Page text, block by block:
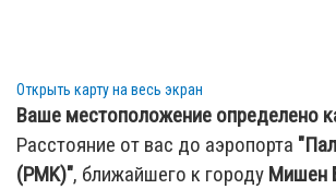
Открыть карту на весь экран
Ваше местоположение определено
Расстояние от вас до аэропорта
(PMK)", ближайшего к городу Мишен